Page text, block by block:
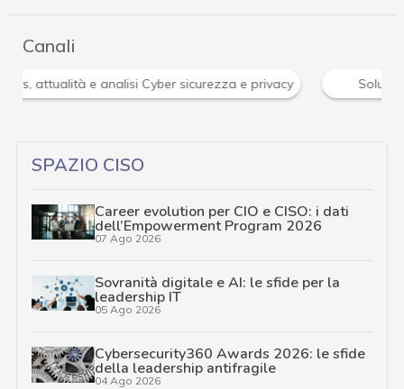
Canali
News, attualità e analisi Cyber sicurezza e privacy
SPAZIO CISO
Career evolution per CIO e CISO: i dati
dell’Empowerment Program 2026
07 Ago 2026
Sovranità digitale e AI: le sfide per la
leadership IT
05 Ago 2026
Cybersecurity360 Awards 2026: le sfide
della leadership antifragile
04 Ago 2026